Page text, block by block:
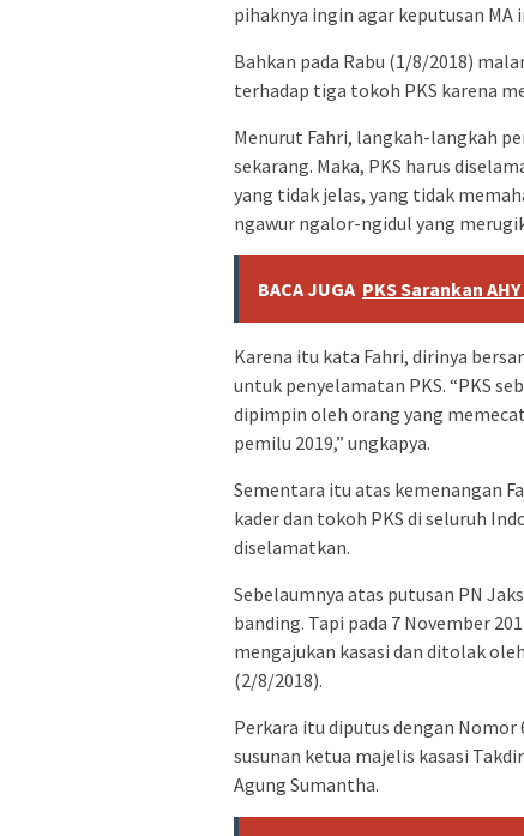
pihaknya ingin agar keputusan MA
Bahkan pada Rabu (1/8/2018)
terhadap tiga tokoh PKS karena
Menurut Fahri, langkah-langkah
sekarang. Maka, PKS harus
yang tidak jelas, yang tidak
ngawur ngalor-ngidul yang
BACA JUGA PKS Sarankan
Karena itu kata Fahri, dirinya
untuk penyelamatan PKS. “PKS
dipimpin oleh orang yang
pemilu 2019,” ungkapya.
Sementara itu atas kemenangan
kader dan tokoh PKS di seluruh
diselamatkan.
Sebelaumnya atas putusan PN
banding. Tapi pada 7 November
mengajukan kasasi dan ditolak
(2/8/2018).
Perkara itu diputus dengan Nomor
susunan ketua majelis kasasi
Agung Sumantha.